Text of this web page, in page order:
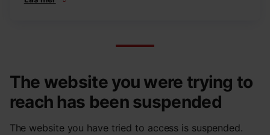
The website you were trying to
reach has been suspended
The website you have tried to access is suspended.